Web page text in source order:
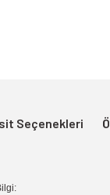
Seçenekleri